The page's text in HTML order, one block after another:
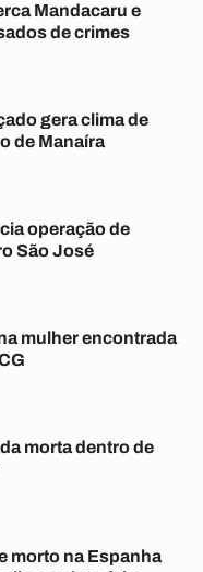
Mandacaru e
de crimes
gera clima de
de Manaíra
operação de
São José
mulher encontrada
morta dentro de
morto na Espanha